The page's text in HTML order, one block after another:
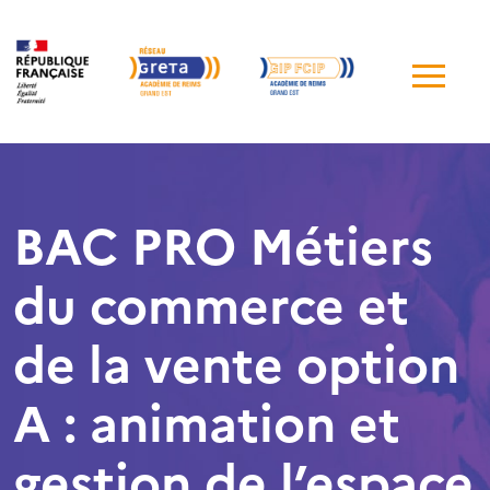
de
BAC PRO Métiers
du commerce et
de la vente option
A : animation et